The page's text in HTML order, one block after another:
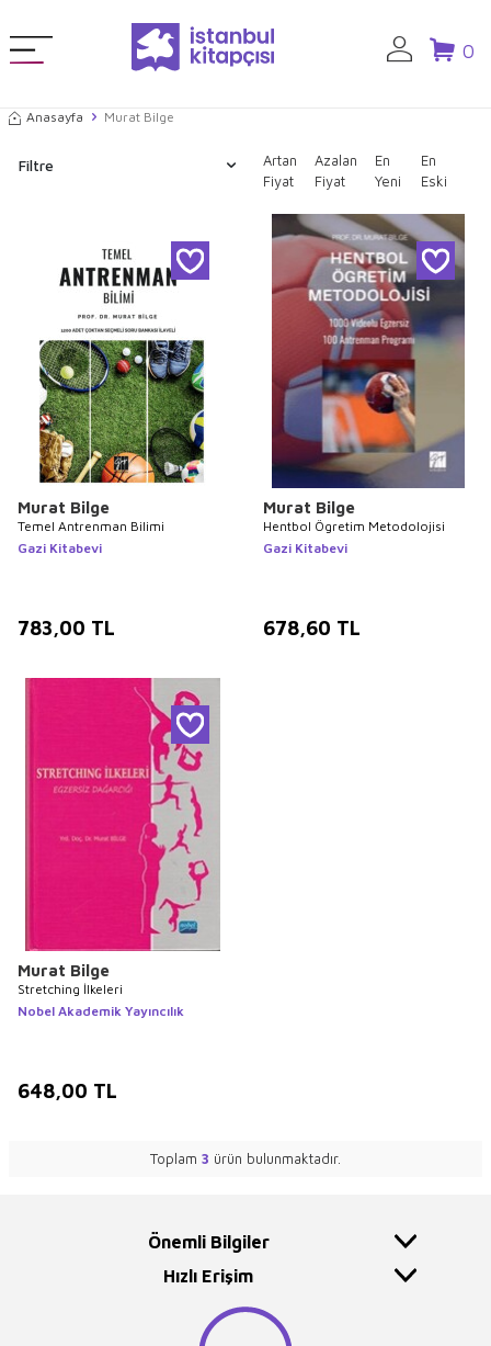
0
Anasayfa Murat Bilge
Filtre
Artan
Fiyat
Azalan
Fiyat
En
Yeni
En
Eski
Murat Bilge
Temel Antrenman Bilimi
Gazi Kitabevi
783,00 TL
Murat Bilge
Hentbol Ögretim Metodolojisi
Gazi Kitabevi
678,60 TL
Murat Bilge
Stretching İlkeleri
Nobel Akademik Yayıncılık
648,00 TL
Toplam 3 ürün bulunmaktadır.
Önemli Bilgiler
Hızlı Erişim